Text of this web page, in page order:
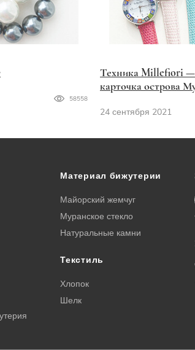
58558
Техника Millefiori —
карточка острова
24 сентября 2021
Материал бижутерии
Майорский жемчуг
Муранское стекло
Натуральные камни
Текстиль
Хлопок
Шелк